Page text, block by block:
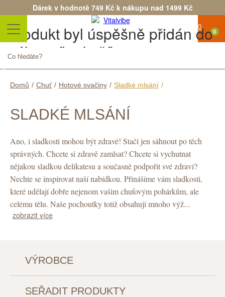
Dárek v hodnotě 749 Kč k nákupu nad 1499 Kč
0
Produkt byl úspěšně přidán do
nákupního košíku
Pokračovat v nákupuObjednat
Domů / Chuť / Hotové svačiny / Sladké mlsání /
SLADKÉ MLSÁNÍ
Ano, i sladkosti mohou být zdravé! Stačí jen sáhnout po těch
správných. Chcete si zdravě zamlsat? Chcete si vychutnat
nějakou sladkou delikatesu a současně podpořit své zdraví?
Nechte se inspirovat naší nabídkou. Přinášíme vám sladkosti,
které udělají dobře nejenom vašim chuťovým pohárkům, ale
celému tělu. Naše pochoutky totiž obsahují mnoho výž...
zobrazit více
VÝROBCE
SEŘADIT PRODUKTY